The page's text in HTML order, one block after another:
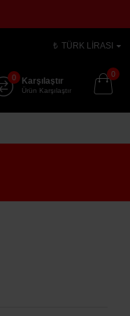
₺ TÜRK LIRASI
Karşılaştır
Ürün Karşılaştır
0 0